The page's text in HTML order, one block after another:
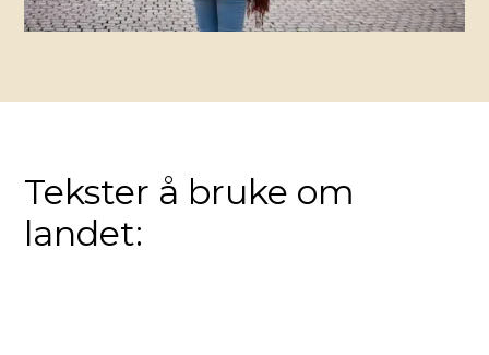
Tekster å bruke om
landet: